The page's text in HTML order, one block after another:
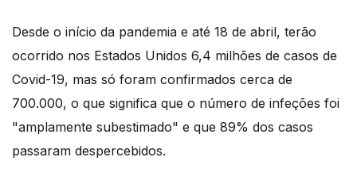
Desde o início da pandemia e até 18 de abril, terão
ocorrido nos Estados Unidos 6,4 milhões de casos de
Covid-19, mas só foram confirmados cerca de
700.000, o que significa que o número de infeções foi
"amplamente subestimado" e que 89% dos casos
passaram despercebidos.